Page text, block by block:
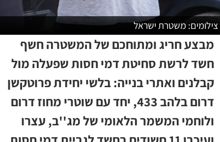
צילומים: משטרת ישראל
מבצע חריג ומתוחכם של המשטרה חשף
חשד לרשת סחיטת דמי חסות שפעלה מול
קבלנים ואתרי בנייה: בלשי יחידת פרוטקשן
דרום בלהב 433, יחד עם שוטרי מחוז דרום
ולוחמי המשמר הלאומי של מג''ב, עצרו